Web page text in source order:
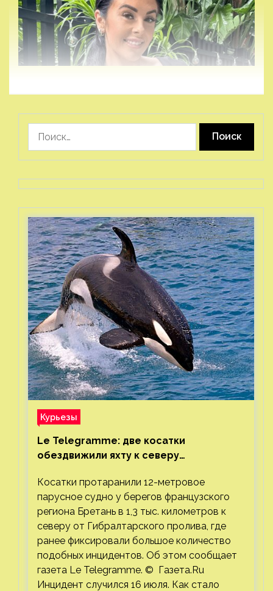
Курьезы
Le Telegramme: две косатки
обездвижили яхту к северу
Косатки протаранили 12-метровое
парусное судно у берегов французского
региона Бретань в 1,3 тыс. километров к
северу от Гибралтарского пролива, где
ранее фиксировали большое количество
подобных инцидентов. Об этом сообщает
газета Le Telegramme. © Газета.Ru
Инцидент случился 16 июля. Как стало